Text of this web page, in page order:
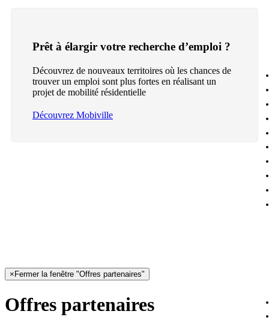
Prêt à élargir votre recherche d’emploi ?
Découvrez de nouveaux territoires où les chances de
trouver un emploi sont plus fortes en réalisant un
projet de mobilité résidentielle
Découvrez Mobiville
× Fermer la fenêtre "Offres partenaires"
Offres partenaires